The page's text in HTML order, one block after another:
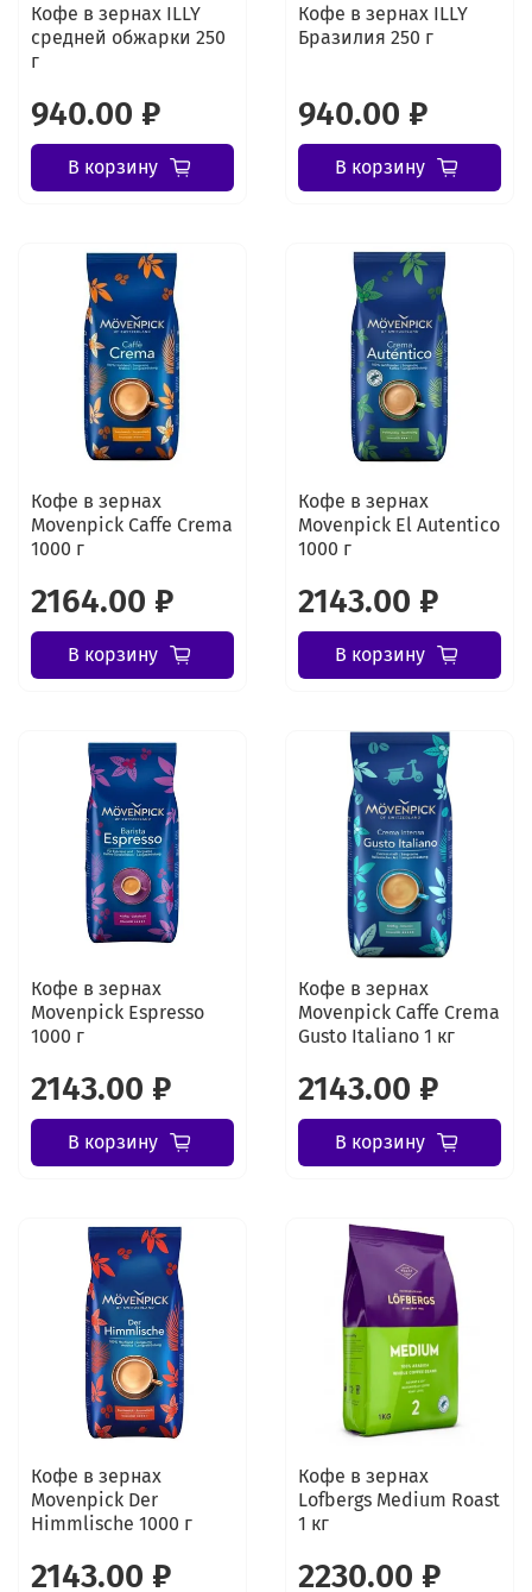
Кофе в зернах ILLY
средней обжарки 250
г
940.00 ₽
В корзину
Кофе в зернах ILLY
Бразилия 250 г
940.00 ₽
В корзину
Кофе в зернах
Movenpick Caffe Crema
1000 г
2164.00 ₽
В корзину
Кофе в зернах
Movenpick El Autentico
1000 г
2143.00 ₽
В корзину
Кофе в зернах
Movenpick Espresso
1000 г
2143.00 ₽
В корзину
Кофе в зернах
Movenpick Caffe Crema
Gusto Italiano 1 кг
2143.00 ₽
В корзину
Кофе в зернах
Movenpick Der
Himmlische 1000 г
2143.00 ₽
Кофе в зернах
Lofbergs Medium Roast
1 кг
2230.00 ₽